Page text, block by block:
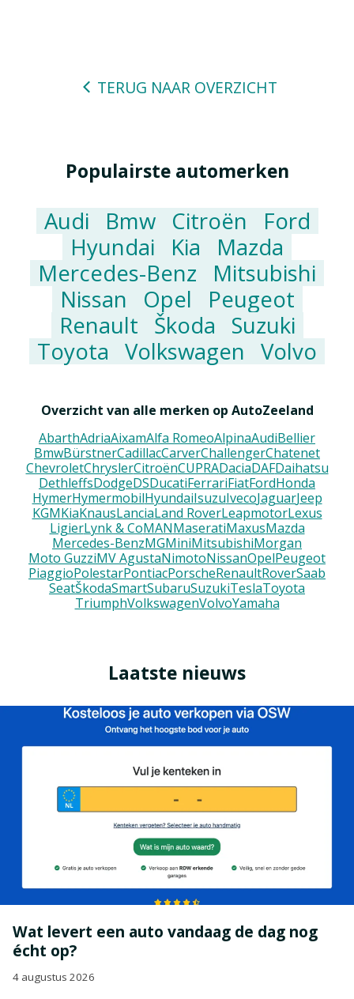
TERUG NAAR OVERZICHT
Populairste automerken
Audi Bmw Citroën
Ford
Hyundai
Kia
Mazda
Mercedes-Benz
Mitsubishi
Nissan
Opel
Peugeot
Renault Škoda
Suzuki
Toyota Volkswagen Volvo
Overzicht van alle merken op AutoZeeland
AbarthAdriaAixamAlfa RomeoAlpinaAudiBellier
BmwBürstnerCadillacCarverChallengerChatenet
ChevroletChryslerCitroënCUPRADaciaDAFDaihatsu
DethleffsDodgeDSDucatiFerrariFiatFordHonda
HymerHymermobilHyundaiIsuzuIvecoJaguarJeep
KGMKiaKnausLanciaLand RoverLeapmotorLexus
LigierLynk & CoMANMaseratiMaxusMazda
Mercedes-BenzMGMiniMitsubishiMorgan
Moto GuzziMV AgustaNimotoNissanOpelPeugeot
PiaggioPolestarPontiacPorscheRenaultRoverSaab
SeatŠkodaSmartSubaruSuzukiTeslaToyota
TriumphVolkswagenVolvoYamaha
Laatste nieuws
Wat levert een auto vandaag de dag nog
écht op?
4 augustus 2026